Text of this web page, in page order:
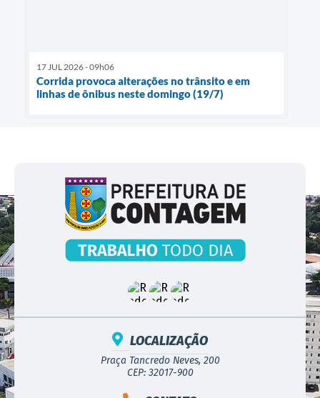
17 JUL 2026 - 09h06
Corrida provoca alterações no trânsito e em
linhas de ônibus neste domingo (19/7)
LOCALIZAÇÃO
Praça Tancredo Neves, 200
CEP: 32017-900